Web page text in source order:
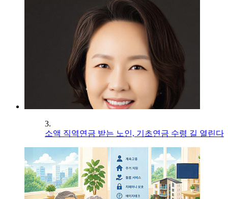
3.
소액 직역연금 받는 노인, 기초연금 수령 길 열린다